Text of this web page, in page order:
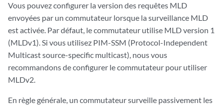
Vous pouvez configurer la version des requêtes MLD
envoyées par un commutateur lorsque la surveillance MLD
est activée. Par défaut, le commutateur utilise MLD version 1
(MLDv1). Si vous utilisez PIM-SSM (Protocol-Independent
Multicast source-specific multicast), nous vous
recommandons de configurer le commutateur pour utiliser
MLDv2.
En règle générale, un commutateur surveille passivement les